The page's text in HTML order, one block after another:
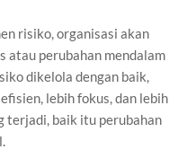
risiko, organisasi akan
atau perubahan mendalam
dikelola dengan baik,
lebih fokus, dan lebih
terjadi, baik itu perubahan